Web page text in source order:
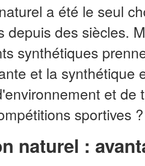
a été le seul
depuis des siècles.
synthétiques
et la synthétique
et de
sportives ?
naturel :